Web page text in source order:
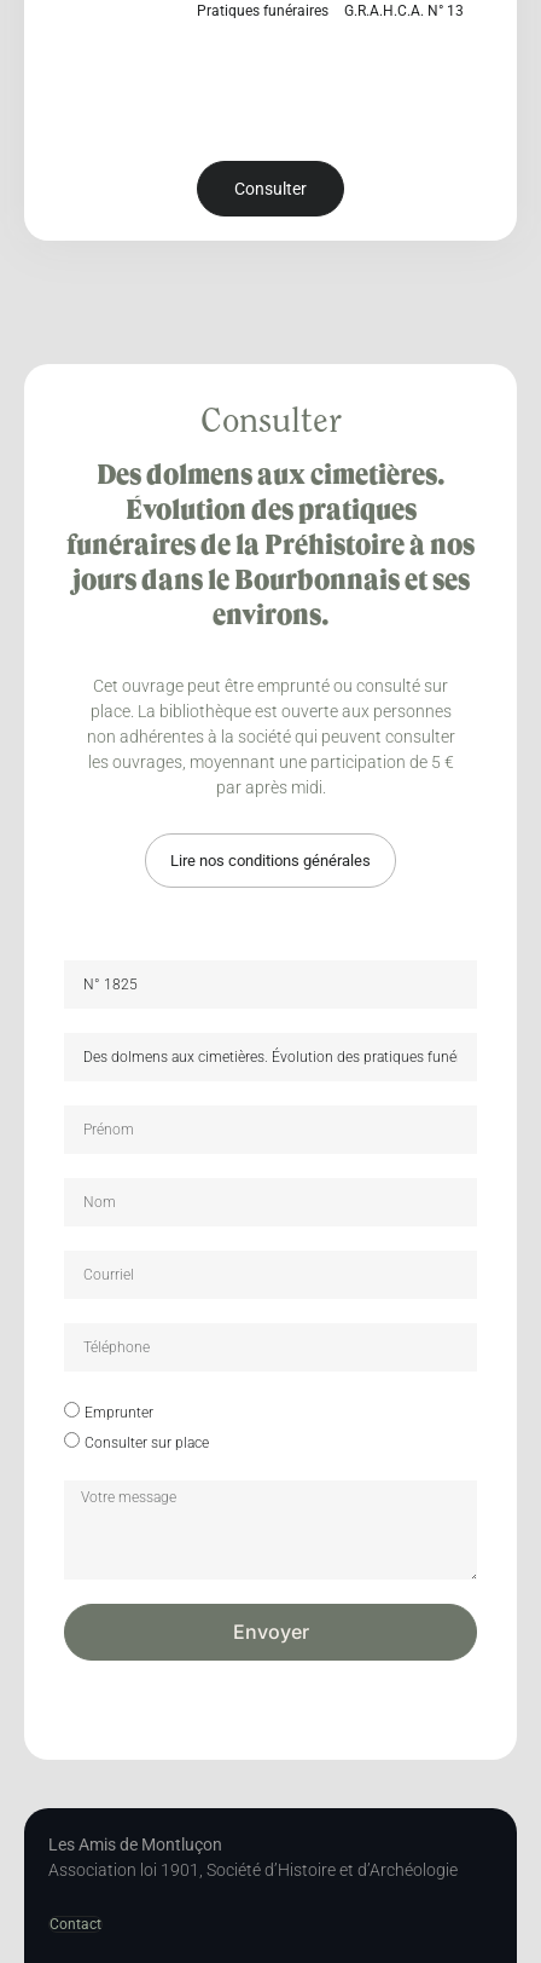
Pratiques funéraires
G.R.A.H.C.A. N° 13
Consulter
Consulter
Des dolmens aux cimetières.
Évolution des pratiques
funéraires de la Préhistoire à nos
jours dans le Bourbonnais et ses
environs.
Cet ouvrage peut être emprunté ou consulté sur
place. La bibliothèque est ouverte aux personnes
non adhérentes à la société qui peuvent consulter
les ouvrages, moyennant une participation de 5 €
par après midi.
Lire nos conditions générales
Emprunter
Consulter sur place
Envoyer
Les Amis de Montluçon
Association loi 1901, Société d’Histoire et d’Archéologie
Contact